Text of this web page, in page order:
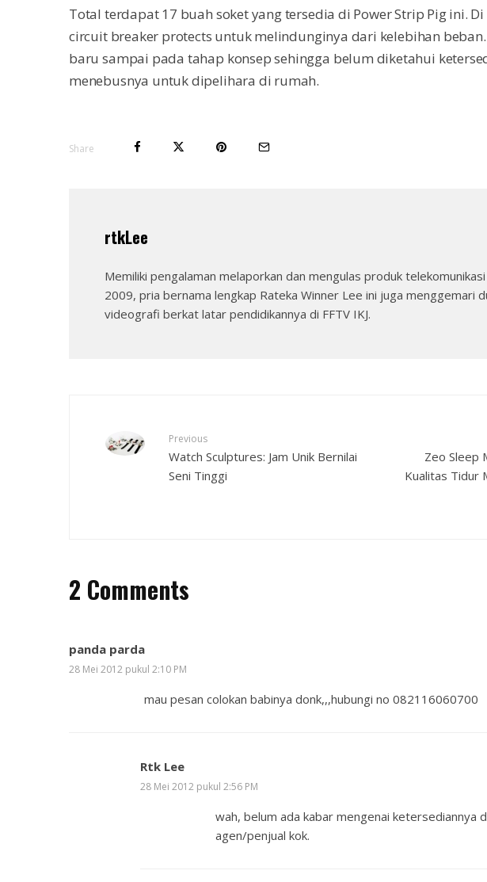
Total terdapat 17 buah soket yang tersedia di Power Strip Pig ini.
circuit breaker protects untuk melindunginya dari kelebihan
baru sampai pada tahap konsep sehingga belum diketahui
menebusnya untuk dipelihara di rumah.
Share
rtkLee
Memiliki pengalaman melaporkan dan mengulas produk
2009, pria bernama lengkap Rateka Winner Lee ini juga menggemari
videografi berkat latar pendidikannya di FFTV IKJ.
Previous
Watch Sculptures: Jam Unik Bernilai
Seni Tinggi
Zeo Sleep
Kualitas Tidur
2 Comments
panda parda
28 Mei 2012 pukul 2:10 PM
mau pesan colokan babinya donk,,,hubungi no 082116060700
Rtk Lee
28 Mei 2012 pukul 2:56 PM
wah, belum ada kabar mengenai ketersediannya
agen/penjual kok.